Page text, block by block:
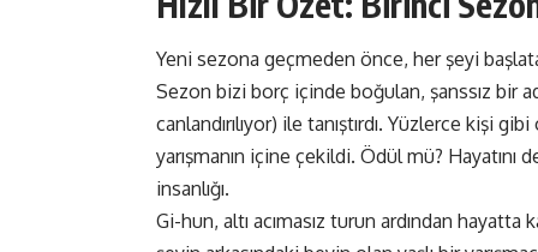
Yeni sezona geçmeden önce, her şeyi
Sezon bizi borç içinde boğulan, şanssız bir
canlandırılıyor) ile tanıştırdı. Yüzlerce kişi
yarışmanın içine çekildi. Ödül mü?
insanlığı.
Gi-hun, altı acımasız turun ardından